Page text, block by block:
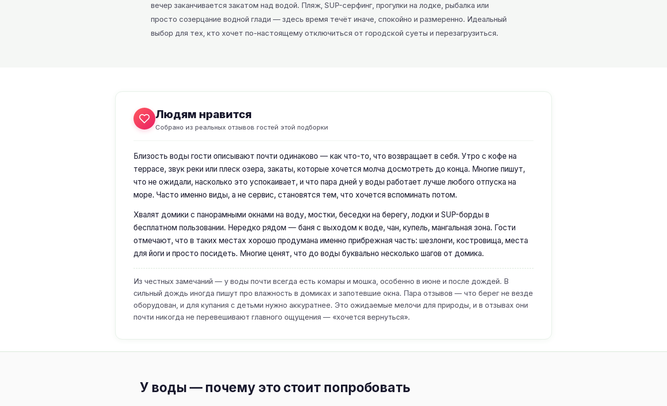
вечер заканчивается закатом над водой. Пляж, SUP-серфинг, прогулки на лодке, рыбалка или
просто созерцание водной глади — здесь время течёт иначе, спокойно и размеренно. Идеальный
выбор для тех, кто хочет по-настоящему отключиться от городской суеты и перезагрузиться.
Людям нравится
Собрано из реальных отзывов гостей этой подборки
Близость воды гости описывают почти одинаково — как что-то, что возвращает в себя. Утро с кофе на
террасе, звук реки или плеск озера, закаты, которые хочется молча досмотреть до конца. Многие пишут,
что не ожидали, насколько это успокаивает, и что пара дней у воды работает лучше любого отпуска на
море. Часто именно виды, а не сервис, становятся тем, что хочется вспоминать потом.
Хвалят домики с панорамными окнами на воду, мостки, беседки на берегу, лодки и SUP-борды в
бесплатном пользовании. Нередко рядом — баня с выходом к воде, чан, купель, мангальная зона. Гости
отмечают, что в таких местах хорошо продумана именно прибрежная часть: шезлонги, костровища, места
для йоги и просто посидеть. Многие ценят, что до воды буквально несколько шагов от домика.
Из честных замечаний — у воды почти всегда есть комары и мошка, особенно в июне и после дождей. В
сильный дождь иногда пишут про влажность в домиках и запотевшие окна. Пара отзывов — что берег не везде
оборудован, и для купания с детьми нужно аккуратнее. Это ожидаемые мелочи для природы, и в отзывах они
почти никогда не перевешивают главного ощущения — «хочется вернуться».
У воды — почему это стоит попробовать